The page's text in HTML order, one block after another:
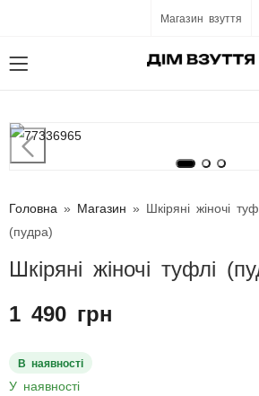
Магазин взуття
Головна » Магазин » Шкіряні жіночі
(пудра)
Шкіряні жіночі туфлі
1 490 грн
В наявності
У наявності